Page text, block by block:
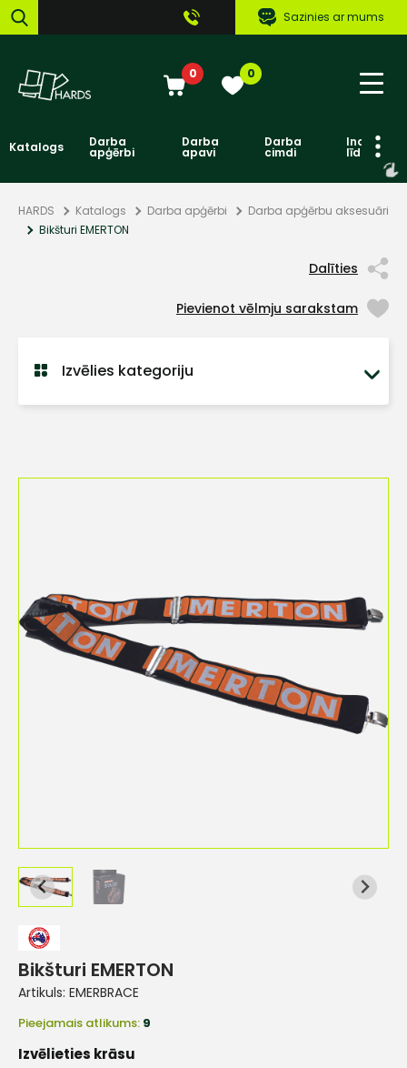
Sazinies ar mums
0 0
Katalogs Darba
apģērbi
Darba
apavi
Darba
cimdi līdzekļi
HARDS Katalogs Darba apģērbi
Darba apģērbu aksesuāri
Bikšturi EMERTON
Dalīties
Pievienot vēlmju sarakstam
Izvēlies kategoriju
Bikšturi EMERTON
Artikuls: EMERBRACE
Pieejamais atlikums: 9
Izvēlieties krāsu